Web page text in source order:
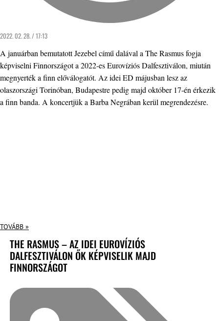
2022. 02. 28. / 17:13
A januárban bemutatott Jezebel című dalával a The Rasmus fogja
képviselni Finnországot a 2022-es Eurovíziós Dalfesztiválon, miután
megnyerték a finn előválogatót. Az idei ED májusban lesz az
olaszországi Torinóban, Budapestre pedig majd október 17-én érkezik
a finn banda. A koncertjük a Barba Negrában kerül megrendezésre.
TOVÁBB »
THE RASMUS – AZ IDEI EUROVÍZIÓS
DALFESZTIVÁLON ŐK KÉPVISELIK MAJD
FINNORSZÁGOT